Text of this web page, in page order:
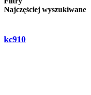
Najczęściej wyszukiwane
kc910